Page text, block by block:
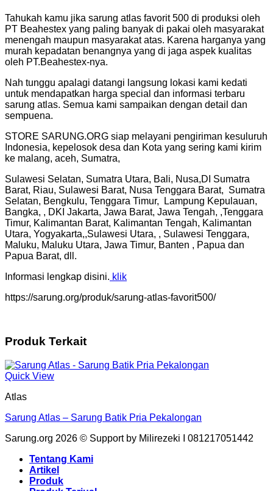
Tahukah kamu jika sarung atlas favorit 500 di produksi oleh
PT Beahestex yang paling banyak di pakai oleh masyarakat
menengah maupun masyarakat atas. Karena harganya yang
murah kepadatan benangnya yang di jaga aspek kualitas
oleh PT.Beahestex-nya.
Nah tunggu apalagi datangi langsung lokasi kami kedati
untuk mendapatkan harga special dan informasi terbaru
sarung atlas. Semua kami sampaikan dengan detail dan
sempuena.
STORE SARUNG.ORG siap melayani pengiriman kesuluruh
Indonesia, kepelosok desa dan Kota yang sering kami kirim
ke malang, aceh, Sumatra,
Sulawesi Selatan, Sumatra Utara, Bali, Nusa,DI Sumatra
Barat, Riau, Sulawesi Barat, Nusa Tenggara Barat, Sumatra
Selatan, Bengkulu, Tenggara Timur, Lampung Kepulauan,
Bangka, , DKI Jakarta, Jawa Barat, Jawa Tengah, ,Tenggara
Timur, Kalimantan Barat, Kalimantan Tengah, Kalimantan
Utara, Yogyakarta,,Sulawesi Utara, , Sulawesi Tenggara,
Maluku, Maluku Utara, Jawa Timur, Banten , Papua dan
Papua Barat, dll.
Informasi lengkap disini. klik
https://sarung.org/produk/sarung-atlas-favorit500/
Produk Terkait
Quick View
Atlas
Sarung Atlas – Sarung Batik Pria Pekalongan
Sarung.org 2026 © Support by Milirezeki I 081217051442
Tentang Kami
Artikel
Produk